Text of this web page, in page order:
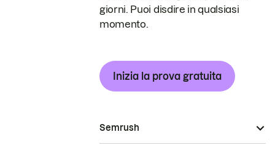
giorni. Puoi disdire in qualsiasi
momento.
Inizia la prova gratuita
Semrush